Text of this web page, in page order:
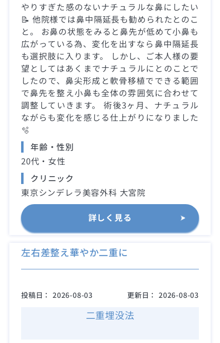
やりすぎた感のないナチュラルな鼻にしたい
📝 他院様では鼻中隔延長も勧められたとのこ
と。 お鼻の状態をみると鼻先が低めて小鼻も
広がっている為、変化を出すなら鼻中隔延長
も選択肢に入ります。 しかし、ご本人様の要
望としてはあくまでナチュラルにとのことで
したので、鼻尖形成と軟骨移植でできる範囲
で鼻先を整え小鼻も全体の雰囲気に合わせて
調整していきます。 術後3ヶ月、ナチュラル
ながらも変化を感じる仕上がりになりました
🫧
年齢・性別
20代・女性
クリニック
東京シンデレラ美容外科 大宮院
詳しく見る
左右差整え華やか二重に
投稿日： 2026-08-03 更新日： 2026-08-03
二重埋没法